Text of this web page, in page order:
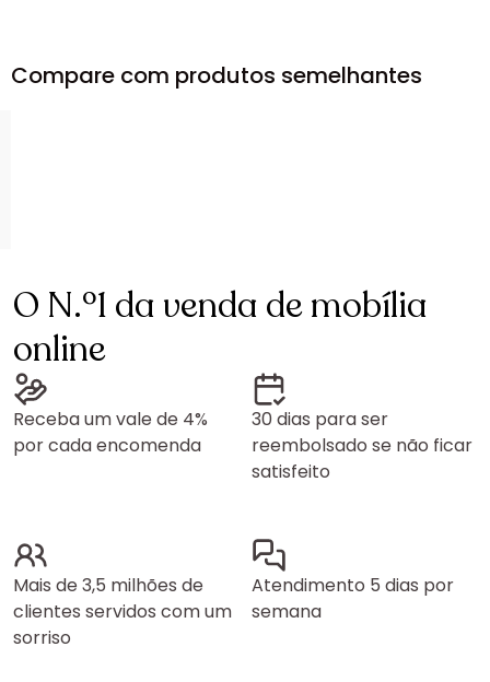
Compare com produtos semelhantes
O N.º1 da venda de mobília
online
Receba um vale de 4%
por cada encomenda
30 dias para ser
reembolsado se não ficar
satisfeito
Mais de 3,5 milhões de
clientes servidos com um
sorriso
Atendimento 5 dias por
semana